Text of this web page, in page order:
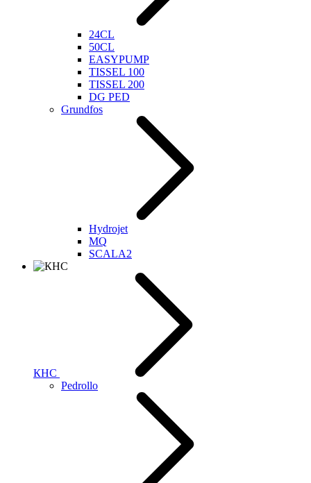
24CL
50CL
EASYPUMP
TISSEL 100
TISSEL 200
DG PED
Grundfos
Hydrojet
MQ
SCALA2
КНС
Pedrollo